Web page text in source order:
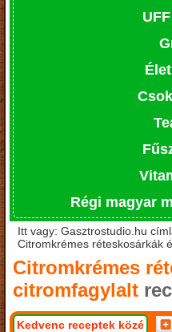
Régi magyar
Itt vagy: Gasztrostudio.hu
Citromkrémes réteskosárkák
Citromkrémes
citromfagylalt
Kedvenc receptek közé